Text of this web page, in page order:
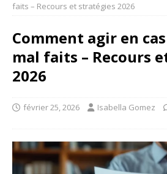
faits – Recours et stratégies 2026
Comment agir en
mal faits – Recours
2026
février 25, 2026 Isabella Gomez